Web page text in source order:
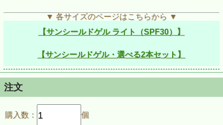
▼ 各サイズのページはこちらから ▼
【サンシールドゲル ライト（SPF30）】
【サンシールドゲル・選べる2本セット】
注文
購入数： 個